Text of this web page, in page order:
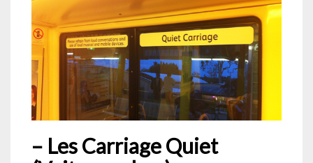
– Les Carriage Quiet